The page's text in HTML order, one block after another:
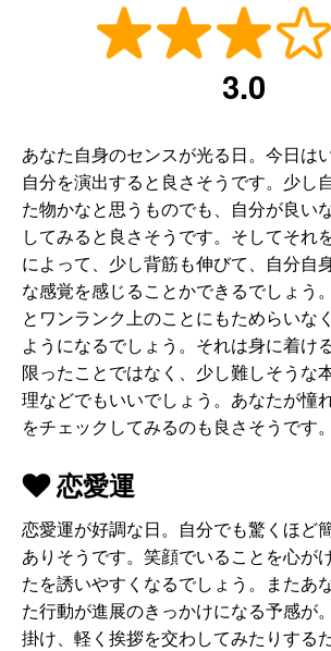
3.0
あなた自身のセンスが光る日。今日は
自分を演出すると良さそうです。少し
た物かなと思うものでも、自分が良い
してみると良さそうです。そしてそれ
によって、少し背筋も伸びて、自分自
な感覚を感じることかできるでしょう
とワンランク上のことにもためらいな
ようになるでしょう。それは身に着け
限ったことではなく、少し難しそうな
理などでもいいでしょう。あなたが憧
をチェックしてみるのも良さそうです。
恋愛運
恋愛運が好調な日。自分でも驚くほど
ありそうです。笑顔でいることを心が
たを誘いやすくなるでしょう。またあ
た行動が進展のきっかけになる予感が
掛け、軽く挨拶を交わしてみたりする